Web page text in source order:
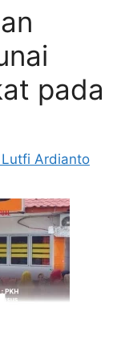
pada
Ardianto